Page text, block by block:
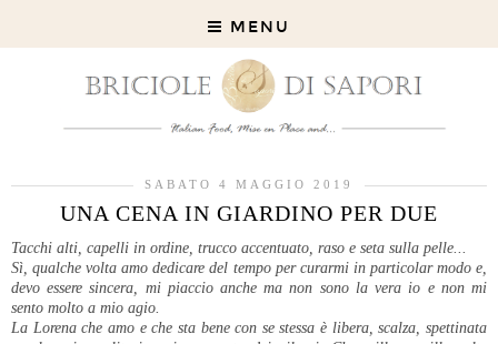
MENU
SABATO 4 MAGGIO 2019
UNA CENA IN GIARDINO PER DUE
Tacchi alti, capelli in ordine, trucco accentuato, raso e seta sulla pelle...
Sì, qualche volta amo dedicare del tempo per curarmi in particolar modo e,
devo essere sincera, mi piaccio anche ma non sono la vera io e non mi
sento molto a mio agio.
La Lorena che amo e che sta bene con se stessa è libera, scalza, spettinata